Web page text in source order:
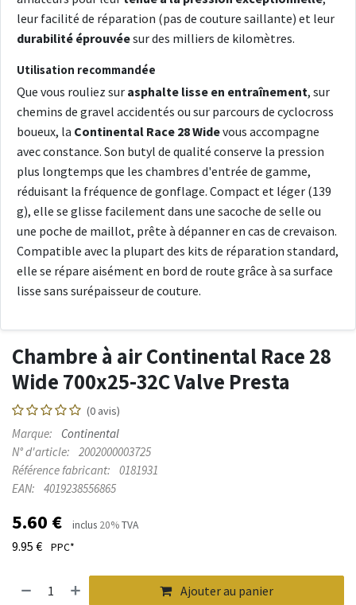
leur facilité de réparation (pas de couture saillante) et leur
durabilité éprouvéesur des milliers de kilomètres.
Utilisation recommandée
Que vous rouliez sur asphalte lisse en entraînement, sur
chemins de gravel accidentés ou sur parcours de cyclocross
boueux, la Continental Race 28 Widevous accompagne
avec constance. Son butyl de qualité conserve la pression
plus longtemps que les chambres d'entrée de gamme,
réduisant la fréquence de gonflage. Compact et léger (139
g), elle se glisse facilement dans une sacoche de selle ou
une poche de maillot, prête à dépanner en cas de crevaison.
Compatible avec la plupart des kits de réparation standard,
elle se répare aisément en bord de route grâce à sa surface
lisse sans surépaisseur de couture.
Chambre à air Continental Race 28
Wide 700x25-32C Valve Presta
(0 avis)
Marque:
Continental
N° d'article:
2002000003725
Référence fabricant:
0181931
EAN:
4019238556865
5.60 € inclus 20%TVA
9.95 € PPC*
Ajouter au panier